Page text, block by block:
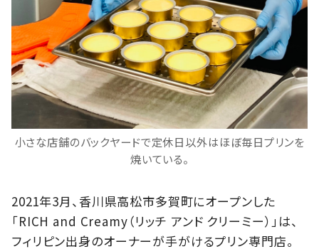
小さな店舗のバックヤードで定休日以外はほぼ毎日プリンを
焼いている。
2021年3月、香川県高松市多賀町にオープンした
「RICH and Creamy（リッチ アンド クリーミー）」は、
フィリピン出身のオーナーが手がけるプリン専門店。